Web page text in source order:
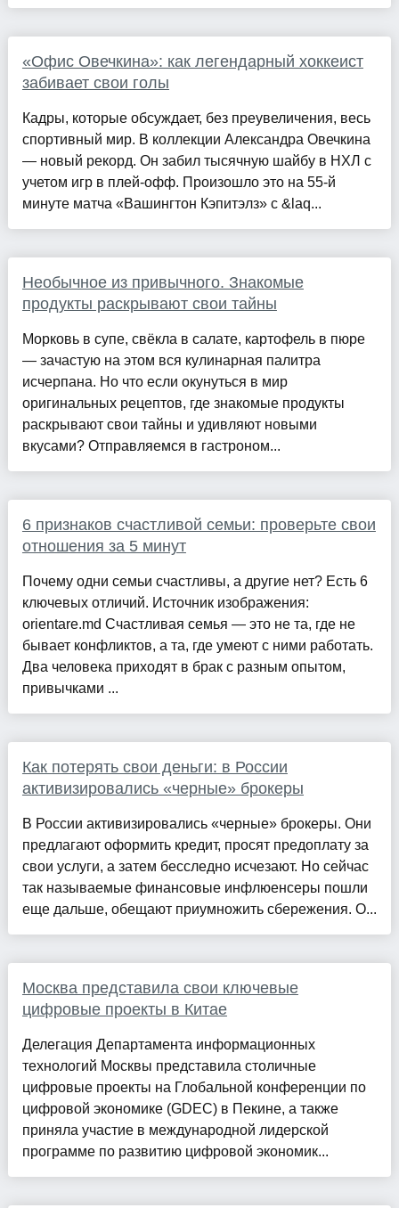
«Офис Овечкина»: как легендарный хоккеист
забивает свои голы
Кадры, которые обсуждает, без преувеличения, весь
спортивный мир. В коллекции Александра Овечкина
— новый рекорд. Он забил тысячную шайбу в НХЛ с
учетом игр в плей-офф. Произошло это на 55-й
минуте матча «Вашингтон Кэпитэлз» с &laq...
Необычное из привычного. Знакомые
продукты раскрывают свои тайны
Морковь в супе, свёкла в салате, картофель в пюре
— зачастую на этом вся кулинарная палитра
исчерпана. Но что если окунуться в мир
оригинальных рецептов, где знакомые продукты
раскрывают свои тайны и удивляют новыми
вкусами? Отправляемся в гастроном...
6 признаков счастливой семьи: проверьте свои
отношения за 5 минут
Почему одни семьи счастливы, а другие нет? Есть 6
ключевых отличий. Источник изображения:
orientare.md Счастливая семья — это не та, где не
бывает конфликтов, а та, где умеют с ними работать.
Два человека приходят в брак с разным опытом,
привычками ...
Как потерять свои деньги: в России
активизировались «черные» брокеры
В России активизировались «черные» брокеры. Они
предлагают оформить кредит, просят предоплату за
свои услуги, а затем бесследно исчезают. Но сейчас
так называемые финансовые инфлюенсеры пошли
еще дальше, обещают приумножить сбережения. О...
Москва представила свои ключевые
цифровые проекты в Китае
Делегация Департамента информационных
технологий Москвы представила столичные
цифровые проекты на Глобальной конференции по
цифровой экономике (GDEC) в Пекине, а также
приняла участие в международной лидерской
программе по развитию цифровой экономик...